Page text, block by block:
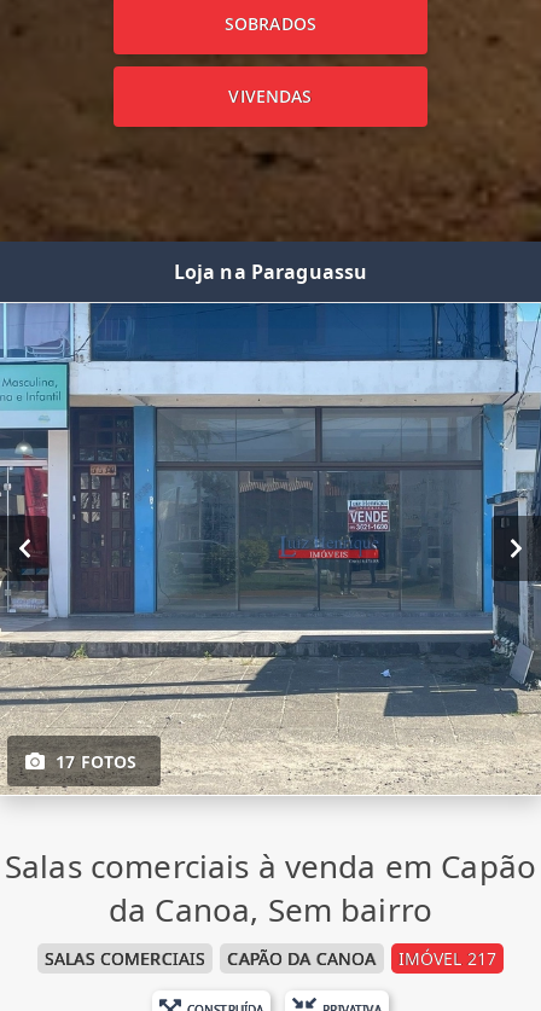
SOBRADOS
VIVENDAS
Loja na Paraguassu
17 FOTOS
Salas comerciais à venda em Capão
da Canoa, Sem bairro
SALAS COMERCIAIS CAPÃO DA CANOA IMÓVEL 217